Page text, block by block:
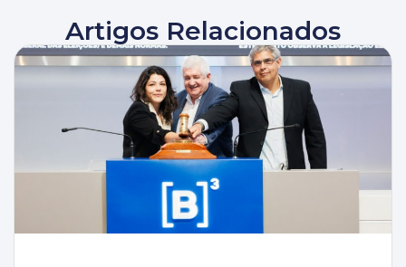
Artigos Relacionados